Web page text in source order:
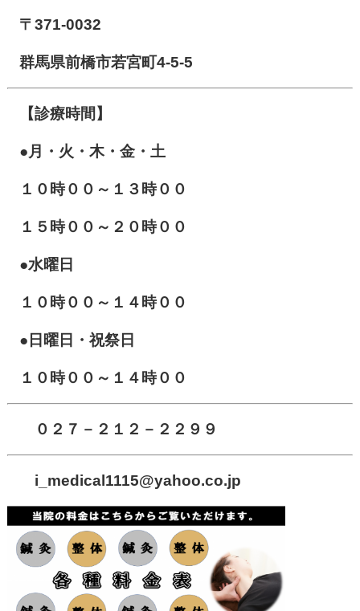
〒371-0032
群馬県前橋市若宮町4-5-5
【診療時間】
●月・火・木・金・土
１０時００～１３時００
１５時００～２０時００
●水曜日
１０時００～１４時００
●日曜日・祝祭日
１０時００～１４時００
０２７－２１２－２２９９
i_medical1115@yahoo.co.jp